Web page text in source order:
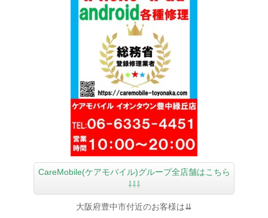
CareMobile(ケアモバイル)グループ全店舗はこちら
⇩⇩⇩
大阪府豊中市付近のお客様は⇊